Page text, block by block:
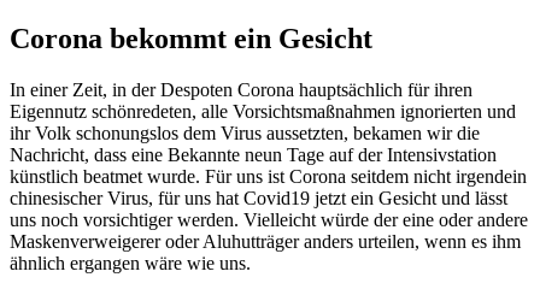
Corona bekommt ein Gesicht
In einer Zeit, in der Despoten Corona hauptsächlich für ihren
Eigennutz schönredeten, alle Vorsichtsmaßnahmen ignorierten und
ihr Volk schonungslos dem Virus aussetzten, bekamen wir die
Nachricht, dass eine Bekannte neun Tage auf der Intensivstation
künstlich beatmet wurde. Für uns ist Corona seitdem nicht irgendein
chinesischer Virus, für uns hat Covid19 jetzt ein Gesicht und lässt
uns noch vorsichtiger werden. Vielleicht würde der eine oder andere
Maskenverweigerer oder Aluhutträger anders urteilen, wenn es ihm
ähnlich ergangen wäre wie uns.